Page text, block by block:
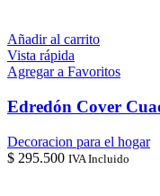
Añadir al carrito
Vista rápida
Agregar a Favoritos
Edredón Cover
Decoracion para el hogar
$ 295.500 IVA Incluido